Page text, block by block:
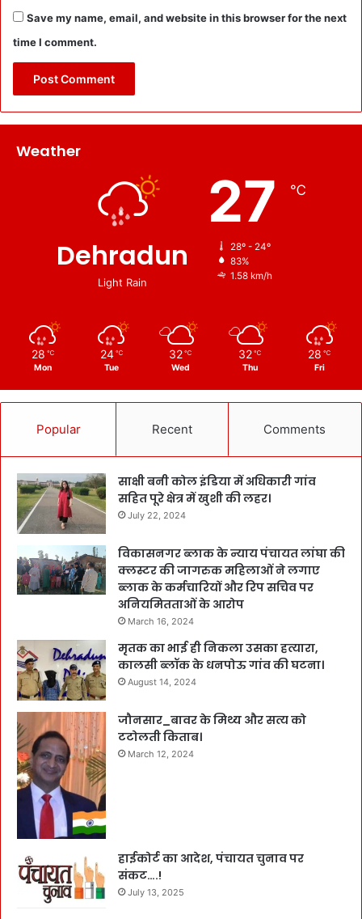
Save my name, email, and website in this browser for the next
time I comment.
Weather
Dehradun
Light Rain
27 ℃
28º - 24º
83%
1.58 km/h
28 ℃
Mon
24 ℃
Tue
32 ℃
Wed
32 ℃
Thu
28 ℃
Fri
Popular Recent Comments
साक्षी बनी कोल इंडिया में अधिकारी गांव
सहित पूरे क्षेत्र में खुशी की लहर।
July 22, 2024
विकासनगर ब्लाक के न्याय पंचायत लांघा की
क्लस्टर की जागरुक महिलाओं ने लगाए
ब्लाक के कर्मचारियों और रिप सचिव पर
अनियमितताओं के आरोप
March 16, 2024
मृतक का भाई ही निकला उसका हत्यारा,
कालसी ब्लॉक के धनपोऊ गांव की घटना।
August 14, 2024
जौनसार_बावर के मिथ्य और सत्य को
टटोलती किताब।
March 12, 2024
हाईकोर्ट का आदेश, पंचायत चुनाव पर
संकट….!
July 13, 2025